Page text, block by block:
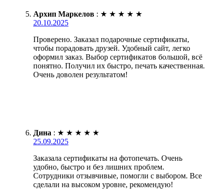
Архип Маркелов : ★ ★ ★ ★ ★
20.10.2025
Проверено. Заказал подарочные сертификаты,
чтобы порадовать друзей. Удобный сайт, легко
оформил заказ. Выбор сертификатов большой, всё
понятно. Получил их быстро, печать качественная.
Очень доволен результатом!
Дина : ★ ★ ★ ★ ★
25.09.2025
Заказала сертификаты на фотопечать. Очень
удобно, быстро и без лишних проблем.
Сотрудники отзывчивые, помогли с выбором. Все
сделали на высоком уровне, рекомендую!